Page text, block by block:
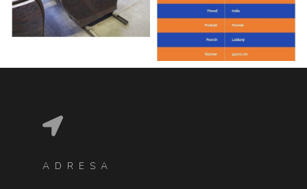
ADRESA